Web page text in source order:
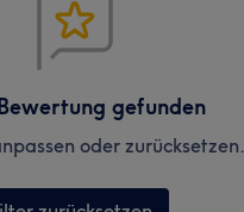
gefunden
oder zurücksetzen.